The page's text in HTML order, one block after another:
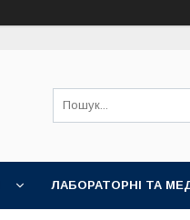
ЛАБОРАТОРНІ ТА